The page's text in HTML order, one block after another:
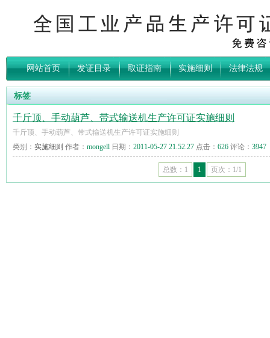
网站首页 发证目录 取证指南 实施细则 法律法规
标签
千斤顶、手动葫芦、带式输送机生产许可证实施细则
千斤顶、手动葫芦、带式输送机生产许可证实施细则
类别： 实施细则 作者： mongell 日期： 2011-05-27 21.52.27 点击： 626 评论： 3947
总数：1 1 页次：1/1